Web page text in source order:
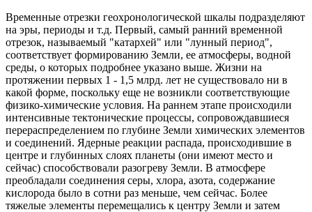
Временные отрезки геохронологической шкалы подразделяют
на эры, периоды и т.д. Первый, самый ранний временной
отрезок, называемый "катархей" или "лунный период",
соответствует формированию Земли, ее атмосферы, водной
среды, о которых подробнее указано выше. Жизни на
протяжении первых 1 - 1,5 млрд. лет не существовало ни в
какой форме, поскольку еще не возникли соответствующие
физико-химические условия. На раннем этапе происходили
интенсивные тектонические процессы, сопровождавшиеся
перераспределением по глубине Земли химических элементов
и соединений. Ядерные реакции распада, происходившие в
центре и глубинных слоях планеты (они имеют место и
сейчас) способствовали разогреву Земли. В атмосфере
преобладали соединения серы, хлора, азота, содержание
кислорода было в сотни раз меньше, чем сейчас. Более
тяжелые элементы перемещались к центру Земли и затем